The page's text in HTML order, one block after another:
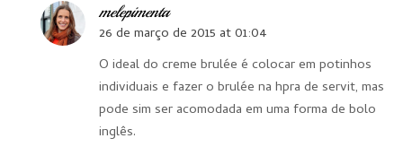
melepimenta
26 de março de 2015 at 01:04
O ideal do creme brulée é colocar em potinhos
individuais e fazer o brulée na hpra de servit, mas
pode sim ser acomodada em uma forma de bolo
inglês.